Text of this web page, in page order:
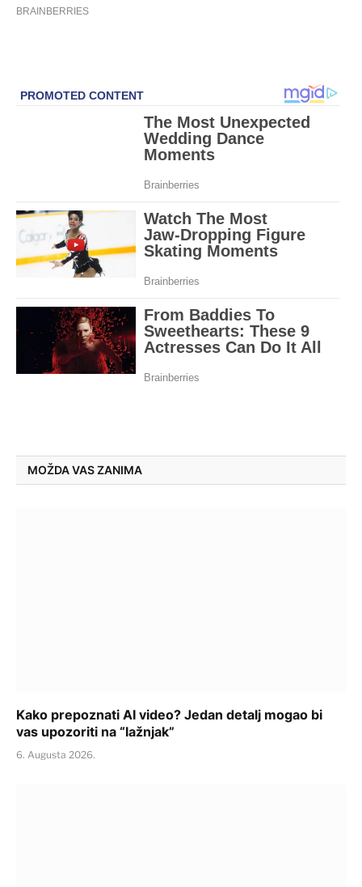
MOŽDA VAS ZANIMA
Kako prepoznati AI video? Jedan detalj mogao bi
vas upozoriti na “lažnjak”
6. Augusta 2026.